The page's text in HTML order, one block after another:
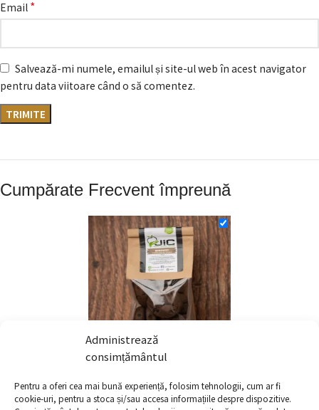
Administrează
consimțământul
Pentru a oferi cea mai bună experiență, folosim tehnologii, cum ar fi
cookie-uri, pentru a stoca și/sau accesa informațiile despre dispozitive.
Email *
Salvează-mi numele, emailul și site-ul web în acest navigator
pentru data viitoare când o să comentez.
Cumpărate Frecvent împreună
JIC
39.00lei